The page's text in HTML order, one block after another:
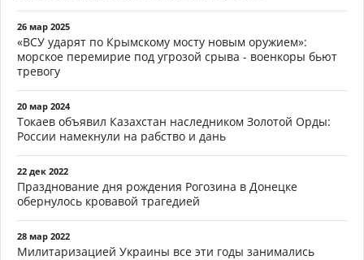
26 мар 2025
«ВСУ ударят по Крымскому мосту новым оружием»:
морское перемирие под угрозой срыва - военкоры бьют
тревогу
20 мар 2024
Токаев объявил Казахстан наследником Золотой Орды:
России намекнули на рабство и дань
22 дек 2022
Празднование дня рождения Рогозина в Донецке
обернулось кровавой трагедией
28 мар 2022
Милитаризацией Украины все эти годы занимались